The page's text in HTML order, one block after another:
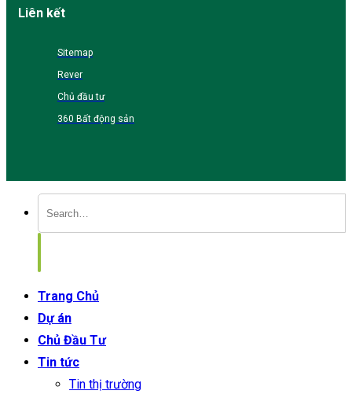
Liên kết
Sitemap
Rever
Chủ đầu tư
360 Bất động sản
Trang Chủ
Dự án
Chủ Đầu Tư
Tin tức
Tin thị trường